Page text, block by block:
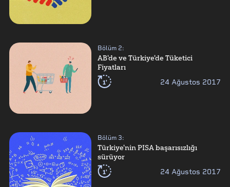
Bölüm 2:
AB'de ve Türkiye'de Tüketici
Fiyatları
1' 24 Ağustos 2017
Bölüm 3:
Türkiye'nin PISA başarısızlığı
sürüyor
1' 24 Ağustos 2017